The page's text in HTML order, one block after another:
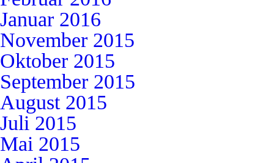
Januar 2016
November 2015
Oktober 2015
September 2015
August 2015
Juli 2015
Mai 2015